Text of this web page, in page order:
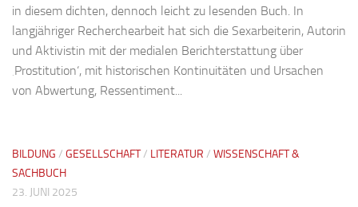
in diesem dichten, dennoch leicht zu lesenden Buch. In
langjähriger Recherchearbeit hat sich die Sexarbeiterin, Autorin
und Aktivistin mit der medialen Berichterstattung über
‚Prostitution‘, mit historischen Kontinuitäten und Ursachen
von Abwertung, Ressentiment...
BILDUNG / GESELLSCHAFT/ LITERATUR / WISSENSCHAFT &
SACHBUCH
23. JUNI 2025